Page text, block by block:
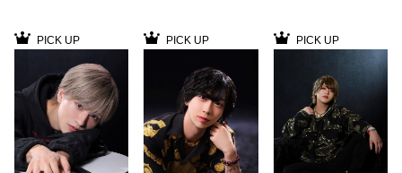
PICK UP PICK UP PICK UP